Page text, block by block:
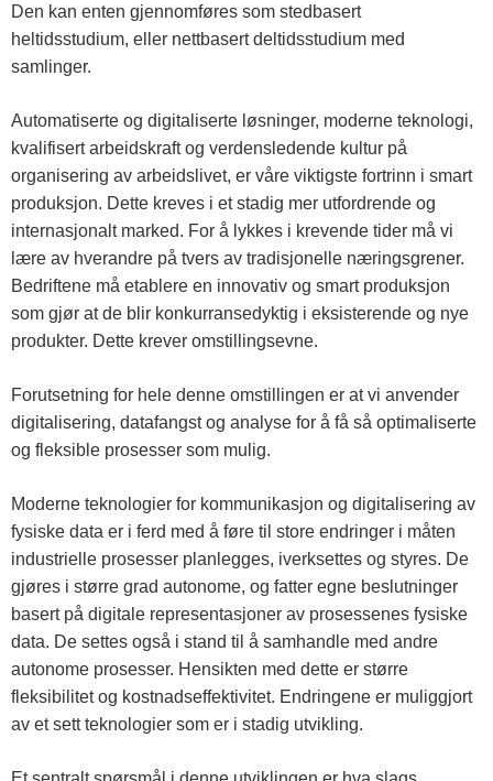
Den kan enten gjennomføres som stedbasert
heltidsstudium, eller nettbasert deltidsstudium med
samlinger.
Automatiserte og digitaliserte løsninger, moderne teknologi,
kvalifisert arbeidskraft og verdensledende kultur på
organisering av arbeidslivet, er våre viktigste fortrinn i smart
produksjon. Dette kreves i et stadig mer utfordrende og
internasjonalt marked. For å lykkes i krevende tider må vi
lære av hverandre på tvers av tradisjonelle næringsgrener.
Bedriftene må etablere en innovativ og smart produksjon
som gjør at de blir konkurransedyktig i eksisterende og nye
produkter. Dette krever omstillingsevne.
Forutsetning for hele denne omstillingen er at vi anvender
digitalisering, datafangst og analyse for å få så optimaliserte
og fleksible prosesser som mulig.
Moderne teknologier for kommunikasjon og digitalisering av
fysiske data er i ferd med å føre til store endringer i måten
industrielle prosesser planlegges, iverksettes og styres. De
gjøres i større grad autonome, og fatter egne beslutninger
basert på digitale representasjoner av prosessenes fysiske
data. De settes også i stand til å samhandle med andre
autonome prosesser. Hensikten med dette er større
fleksibilitet og kostnadseffektivitet. Endringene er muliggjort
av et sett teknologier som er i stadig utvikling.